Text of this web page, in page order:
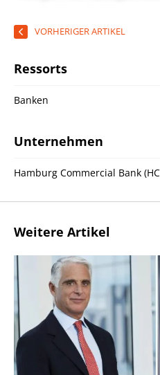
VORHERIGER ARTIKEL
Ressorts
Banken
Unternehmen
Hamburg Commercial Bank
Weitere Artikel